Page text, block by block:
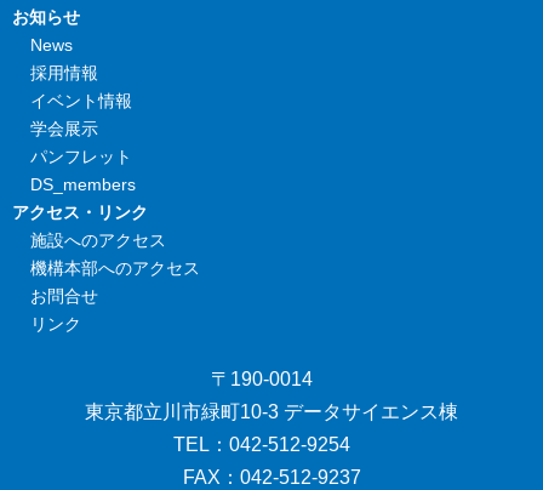
お知らせ
News
採用情報
イベント情報
学会展示
パンフレット
DS_members
アクセス・リンク
施設へのアクセス
機構本部へのアクセス
お問合せ
リンク
〒190-0014
東京都立川市緑町10-3 データサイエンス棟
TEL：042-512-9254
FAX：042-512-9237